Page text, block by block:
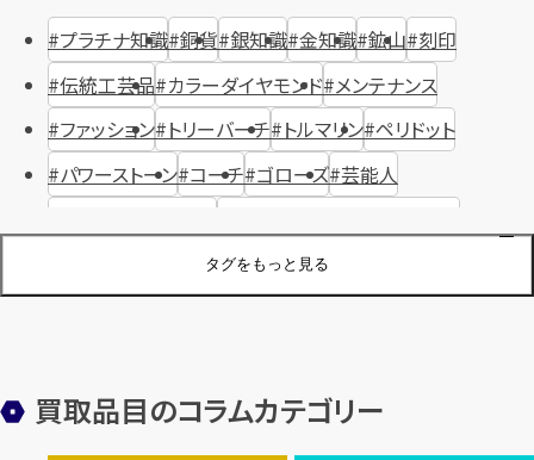
タグをもっと見る
プラチナ知識 銅貨 銀知識 金知識 鉱山 刻印
伝統工芸品 カラーダイヤモンド メンテナンス
ファッション トリーバーチ トルマリン ペリドット
パワーストーン コーチ ゴローズ 芸能人
ジュエリーブランド オーデマピゲ
装飾品 オメガ シュプリーム ウブロ
買取品目のコラムカテゴリー